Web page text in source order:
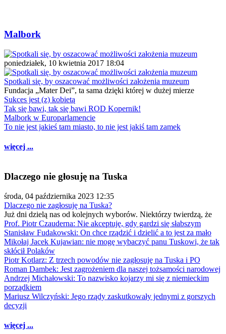
Malbork
poniedziałek, 10 kwietnia 2017 18:04
Spotkali się, by oszacować możliwości założenia muzeum
Fundacja „Mater Dei”, ta sama dzięki której w dużej mierze
Sukces jest (z) kobietą
Tak się bawi, tak się bawi ROD Kopernik!
Malbork w Europarlamencie
To nie jest jakieś tam miasto, to nie jest jakiś tam zamek
więcej ...
Dlaczego nie głosuję na Tuska
środa, 04 października 2023 12:35
Dlaczego nie zagłosuję na Tuska?
Już dni dzielą nas od kolejnych wyborów. Niektórzy twierdzą, że
Prof. Piotr Czauderna: Nie akceptuję, gdy gardzi się słabszym
Stanisław Fudakowski: On chce rządzić i dzielić a to jest za mało
Mikołaj Jacek Kujawian: nie mogę wybaczyć panu Tuskowi, że tak
skłócił Polaków
Piotr Kotlarz: Z trzech powodów nie zagłosuję na Tuska i PO
Roman Dambek: Jest zagrożeniem dla naszej tożsamości narodowej
Andrzej Michałowski: To nazwisko kojarzy mi się z niemieckim
porządkiem
Mariusz Wilczyński: Jego rządy zaskutkowały jednymi z gorszych
decyzji
więcej ...